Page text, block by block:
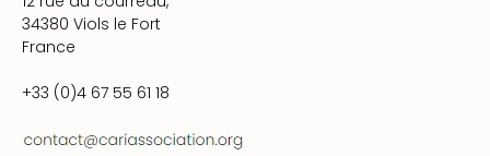
34380 Viols le Fort
France
+33 (0)4 67 55 61 18